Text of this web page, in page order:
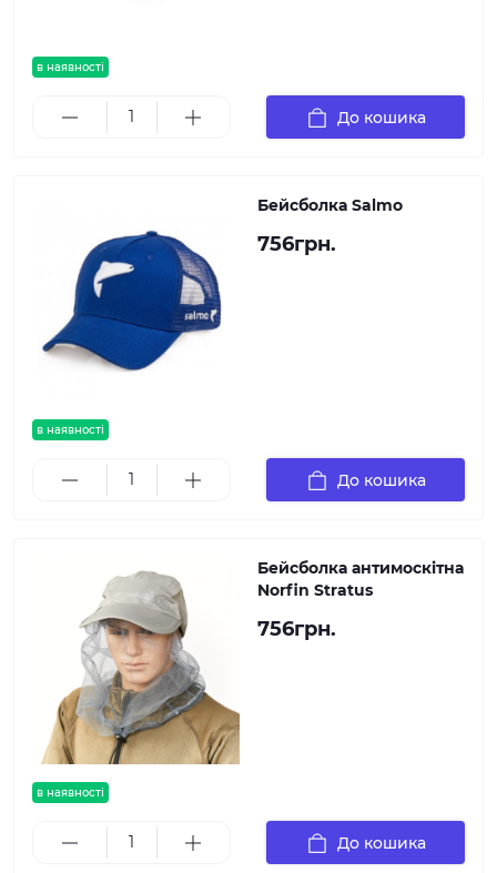
в наявності
До кошика
в наявності
Бейсболка Salmo
756грн.
До кошика
в наявності
Бейсболка антимоскітна
Norfin Stratus
756грн.
До кошика